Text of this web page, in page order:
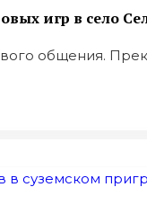
игр в село
общения.